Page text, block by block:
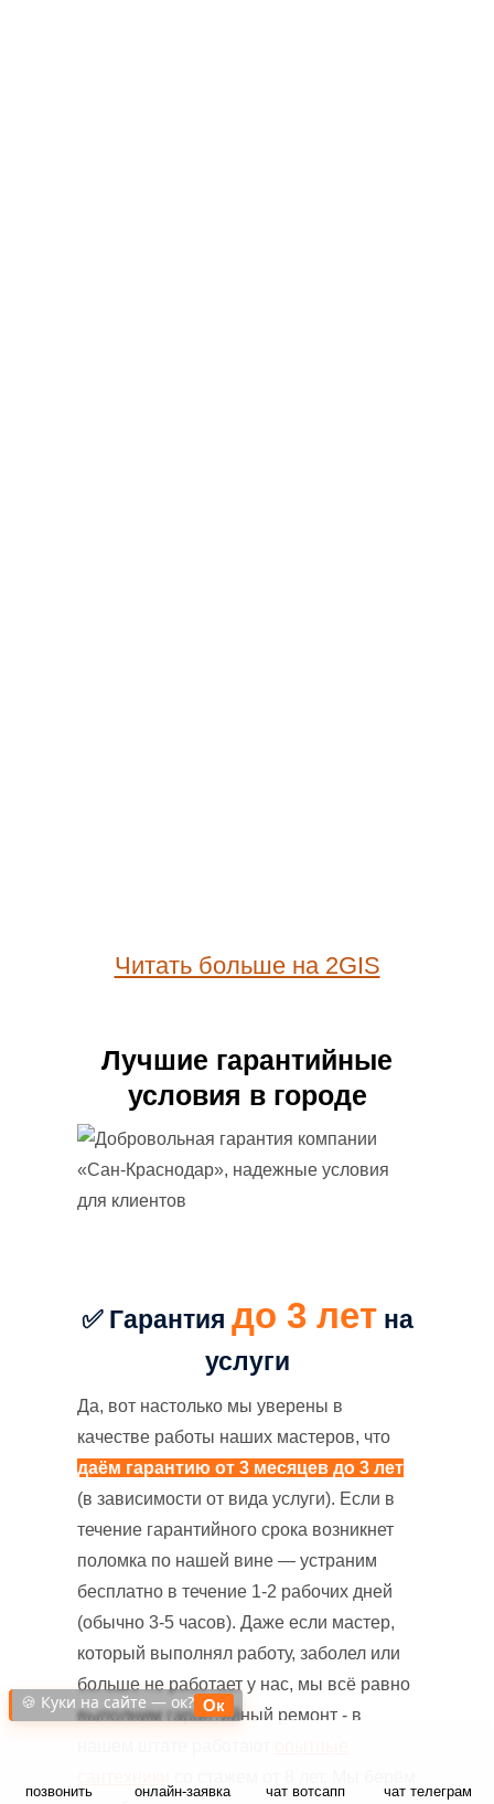
Читать больше на 2GIS
Лучшие гарантийные
условия в городе
✅ Гарантия до 3 летна
услуги
Да, вот настолько мы уверены в
качестве работы наших мастеров, что
даём гарантию от 3 месяцев до 3 лет
(в зависимости от вида услуги). Если в
течение гарантийного срока возникнет
поломка по нашей вине — устраним
бесплатно в течение 1-2 рабочих дней
(обычно 3-5 часов). Даже если мастер,
который выполнял работу, заболел или
больше не работает у нас, мы всё равно
выполним гарантийный ремонт - в
позвонить онлайн-заявка чат вотсапп чат телеграм
🍪 Куки на сайте — ок? Ок